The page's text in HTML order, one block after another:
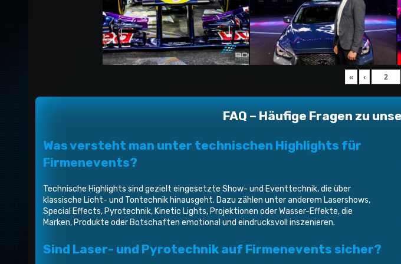
« ‹
FAQ – Häufige Fragen zu
Was versteht man unter technischen Highlights für
Firmenevents?
Technische Highlights sind gezielt eingesetzte Show- und Eventtechnik, die über
klassische Licht- und Tontechnik hinausgeht. Dazu zählen unter anderem Lasershows,
Special Effects, Pyrotechnik, Kinetic Lights, Projektionen oder Wasser-Effekte, die
Marken, Produkte oder Botschaften emotional und eindrucksvoll inszenieren.
Sind Laser- und Pyrotechnik auf Firmenevents sicher?